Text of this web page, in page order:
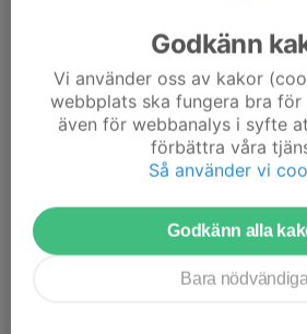
Valbo HC
Spelschema A-lag
Svenska Ishockeyförbund
HockeyTvåan Västra A
HockeyTvåan Västra B
Godkänn
Vi använder oss av kakor
webbplats ska fungera bra för
även för webbanalys i syfte
förbättra våra
Så använder vi
Godkänn alla
Bara